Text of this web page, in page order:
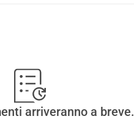
arriveranno a breve.